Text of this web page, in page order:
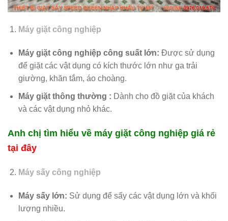
Máy giặt công nghiệp
Máy giặt công nghiệp công suất lớn: Được sử dụng
để giặt các vật dụng có kích thước lớn như ga trải
giường, khăn tắm, áo choàng.
Máy giặt thông thường : Dành cho đồ giặt của khách
và các vật dụng nhỏ khác.
Anh chị tìm hiểu về máy giặt công nghiệp giá rẻ
tại đây
Máy sấy công nghiệp
Máy sấy lớn: Sử dụng để sấy các vật dụng lớn và khối
lượng nhiều.